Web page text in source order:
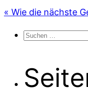
« Wie die nächste
Suchen